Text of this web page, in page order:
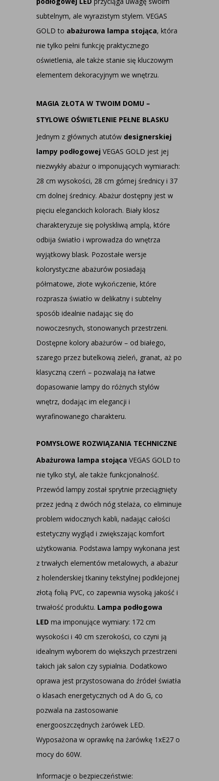
subtelnym, ale wyrazistym stylem. VEGAS
GOLD to abażurowa lampa stojąca, która
nie tylko pełni funkcję praktycznego
oświetlenia, ale także stanie się kluczowym
elementem dekoracyjnym we wnętrzu.
MAGIA ZŁOTA W TWOIM DOMU –
STYLOWE OŚWIETLENIE PEŁNE BLASKU
Jednym z głównych atutów designerskiej
lampy podłogowej VEGAS GOLD jest jej
niezwykły abażur o imponujących wymiarach:
28 cm wysokości, 28 cm górnej średnicy i 37
cm dolnej średnicy. Abażur dostępny jest w
pięciu eleganckich kolorach. Biały klosz
charakteryzuje się połyskliwą amplą, które
odbija światło i wprowadza do wnętrza
wyjątkowy blask. Pozostałe wersje
kolorystyczne abażurów posiadają
półmatowe, złote wykończenie, które
rozprasza światło w delikatny i subtelny
sposób idealnie nadając się do
nowoczesnych, stonowanych przestrzeni.
Dostępne kolory abażurów – od białego,
szarego przez butelkową zieleń, granat, aż po
klasyczną czerń – pozwalają na łatwe
dopasowanie lampy do różnych stylów
wnętrz, dodając im elegancji i
wyrafinowanego charakteru.
POMYSŁOWE ROZWIĄZANIA TECHNICZNE
Abażurowa lampa stojąca VEGAS GOLD to
nie tylko styl, ale także funkcjonalność.
Przewód lampy został sprytnie przeciągnięty
przez jedną z dwóch nóg stelaża, co eliminuje
problem widocznych kabli, nadając całości
estetyczny wygląd i zwiększając komfort
użytkowania. Podstawa lampy wykonana jest
z trwałych elementów metalowych, a abażur
z holenderskiej tkaniny tekstylnej podklejonej
złotą folią PVC, co zapewnia wysoką jakość i
trwałość produktu. Lampa podłogowa
LED ma imponujące wymiary: 172 cm
wysokości i 40 cm szerokości, co czyni ją
idealnym wyborem do większych przestrzeni
takich jak salon czy sypialnia. Dodatkowo
oprawa jest przystosowana do źródeł światła
o klasach energetycznych od A do G, co
pozwala na zastosowanie
energooszczędnych żarówek LED.
Wyposażona w oprawkę na żarówkę 1xE27 o
mocy do 60W.
Informacje o bezpieczeństwie: